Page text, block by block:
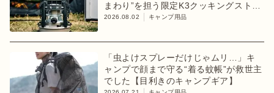
まわり”を担う限定K3クッキングストー
ブが登場
2026.08.02 キャンプ用品
「虫よけスプレーだけじゃムリ…」キ
ャンプで顔まで守る“着る蚊帳”が救世主
でした【目利きのキャンプギア】